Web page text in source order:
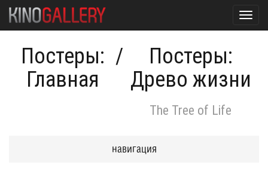
Постеры:
Главная
/
Постеры:
Древо жизни
The Tree of Life
навигация